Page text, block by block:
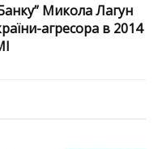
Микола Лагун
агресора в 2014